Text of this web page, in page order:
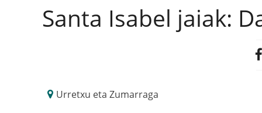
Santa Isabel jaiak:
Urretxu eta Zumarraga